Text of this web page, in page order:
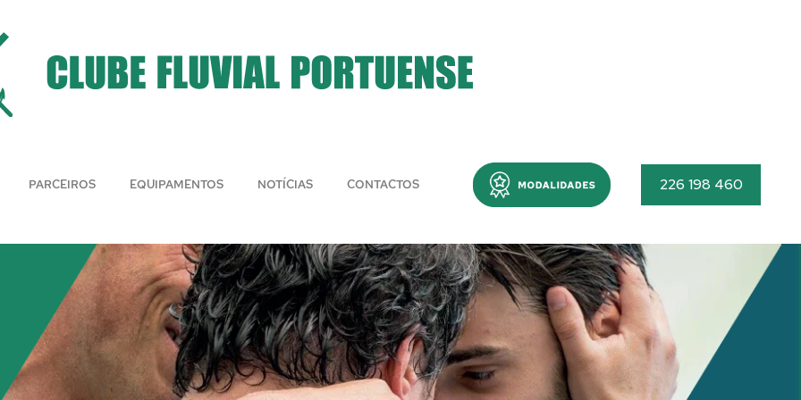
PARCEIROS EQUIPAMENTOS NOTÍCIAS CONTACTOS Menu 226 198 460